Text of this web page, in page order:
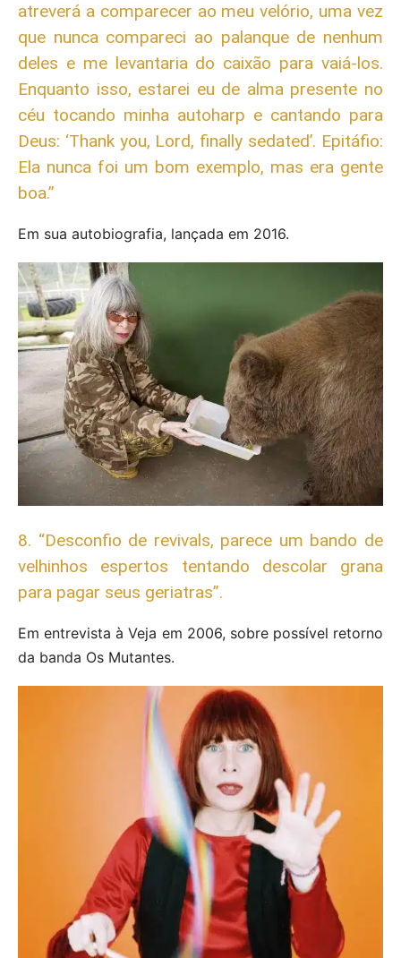
atreverá a comparecer ao meu velório, uma vez
que nunca compareci ao palanque de nenhum
deles e me levantaria do caixão para vaiá-los.
Enquanto isso, estarei eu de alma presente no
céu tocando minha autoharp e cantando para
Deus: ‘Thank you, Lord, finally sedated’. Epitáfio:
Ela nunca foi um bom exemplo, mas era gente
boa.”
Em sua autobiografia, lançada em 2016.
8. “Desconfio de revivals, parece um bando de
velhinhos espertos tentando descolar grana
para pagar seus geriatras”.
Em entrevista à Veja em 2006, sobre possível retorno
da banda Os Mutantes.